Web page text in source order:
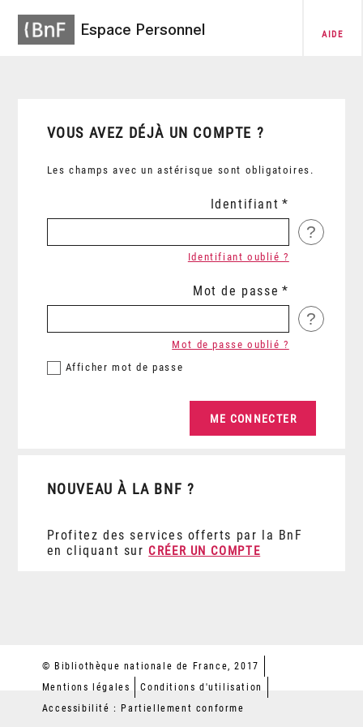
Espace Personnel AIDE
VOUS AVEZ DÉJÀ UN COMPTE ?
Les champs avec un astérisque sont obligatoires.
Identifiant
?
Identifiant oublié ?
Mot de passe
?
Afficher mot de passe
Mot de passe oublié ?
NOUVEAU À LA BNF ?
Profitez des services offerts par la BnF
en cliquant sur CRÉER UN COMPTE
© Bibliothèque nationale de France, 2017
Mentions légales
Conditions d'utilisation
Accessibilité : Partiellement conforme